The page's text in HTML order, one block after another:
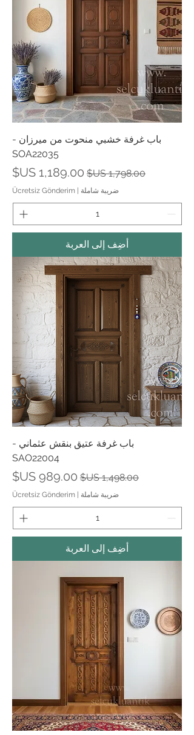
باب غرفة خشبي منحوت من ميرزان -
SOA22035
سعر عادي سعر البيع
ضريبة شاملة |
Ücretsiz Gönderim
أضِف إلى العربة
باب غرفة عتيق بنقش عثماني -
SAO22004
سعر عادي سعر البيع
ضريبة شاملة |
Ücretsiz Gönderim
أضِف إلى العربة